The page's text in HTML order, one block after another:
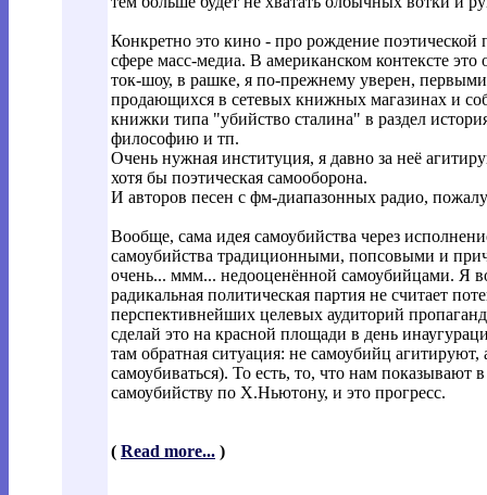
Конкретно это кино - про рождение
сфере масс-медиа. В американском контексте
ток-шоу, в рашке, я по-прежнему уверен,
продающихся в сетевых книжных магазинах и
книжки типа "убийство сталина" в раздел
философию и тп.
Очень нужная институция, я давно за неё
хотя бы поэтическая самооборона.
И авторов песен с фм-диапазонных радио,
Вообще, сама идея самоубийства через
самоубийства традиционными, попсовыми и
очень... ммм... недооценённой самоубийцами. Я
радикальная политическая партия не считает
перспективнейших целевых аудиторий
сделай это на красной площади в день
там обратная ситуация: не самоубийц
самоубиваться). То есть, то, что нам
самоубийству по Х.Ньютону, и это прогресс.
( Read more... )